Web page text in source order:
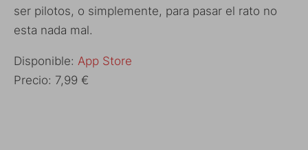
ser pilotos, o simplemente, para pasar el rato no
esta nada mal.
Disponible: App Store
Precio: 7,99 €